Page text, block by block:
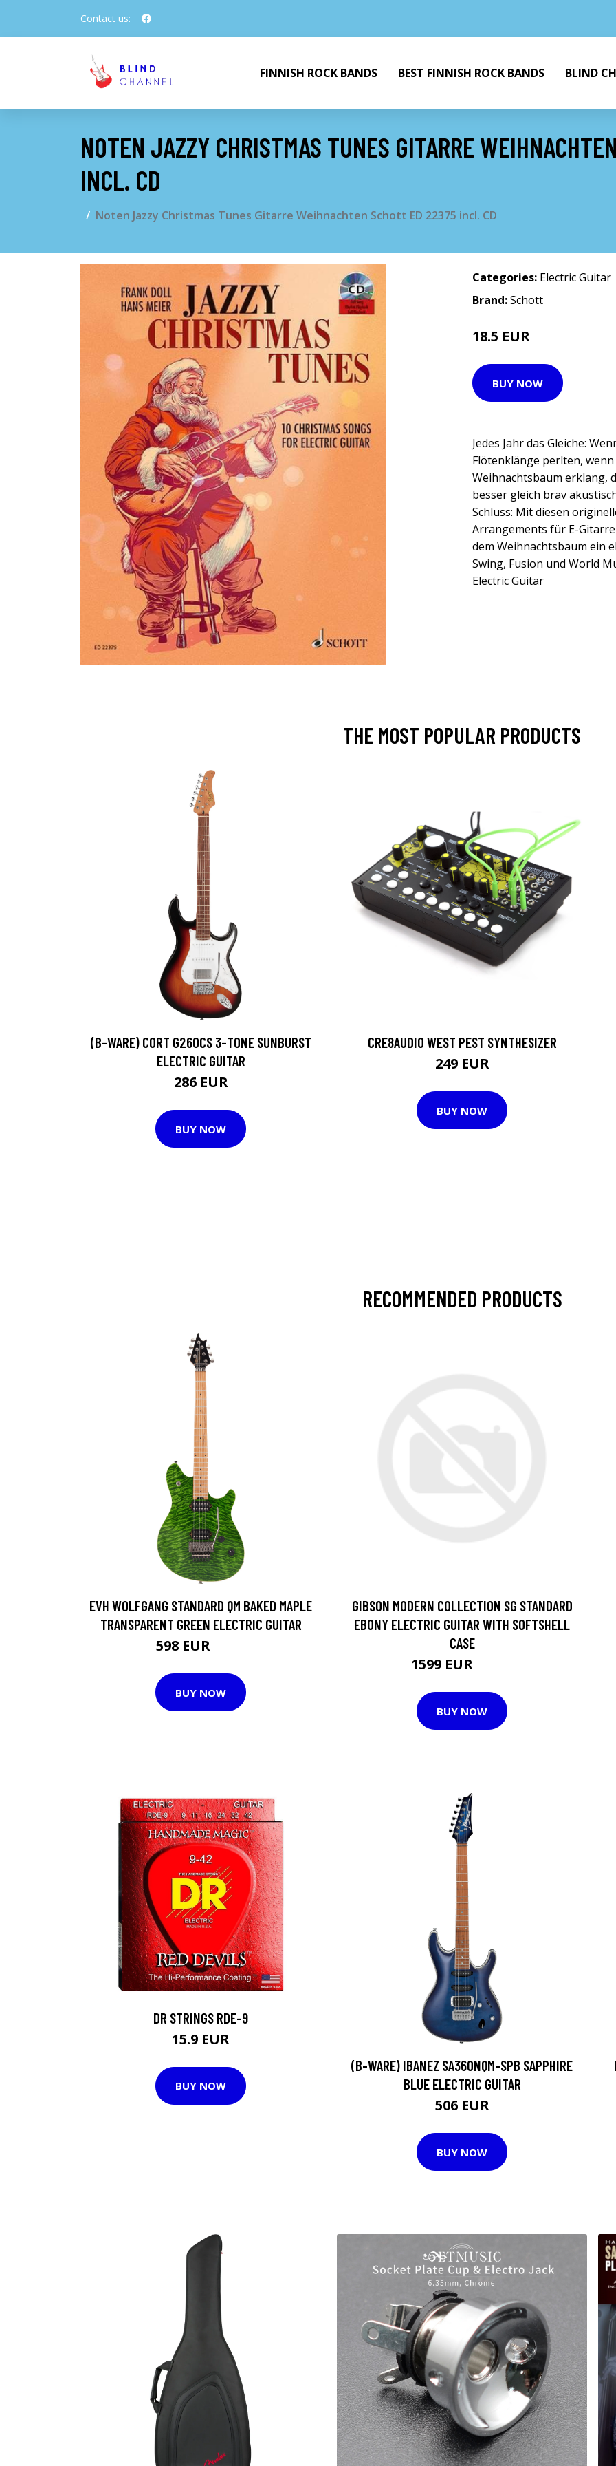
Contact us:
FINNISH ROCK BANDS BEST FINNISH ROCK BANDS BLIND
NOTEN JAZZY CHRISTMAS TUNES GITARRE
INCL. CD
Noten Jazzy Christmas Tunes Gitarre Weihnachten Schott ED 22375 incl. CD
Categories: Electric Guitar
Brand:Schott
18.5 EUR
BUY NOW
Jedes Jahr das Gleiche:
Flötenklänge perlten,
Weihnachtsbaum erklang,
besser gleich brav
Schluss: Mit diesen
Arrangements für E-
dem Weihnachtsbaum ein
Swing, Fusion und World
Electric Guitar
THE MOST POPULAR PRODUCTS
(B-WARE) CORT G260CS 3-TONE SUNBURST
ELECTRIC GUITAR
286 EUR
BUY NOW
CRE8AUDIO WEST PEST SYNTHESIZER
249 EUR
BUY NOW
RECOMMENDED PRODUCTS
EVH WOLFGANG STANDARD QM BAKED MAPLE
TRANSPARENT GREEN ELECTRIC GUITAR
598 EUR
BUY NOW
GIBSON MODERN COLLECTION SG STANDARD
EBONY ELECTRIC GUITAR WITH SOFTSHELL
CASE
1599 EUR
BUY NOW
DR STRINGS RDE-9
15.9 EUR
BUY NOW
(B-WARE) IBANEZ SA360NQM-SPB SAPPHIRE
BLUE ELECTRIC GUITAR
506 EUR
BUY NOW